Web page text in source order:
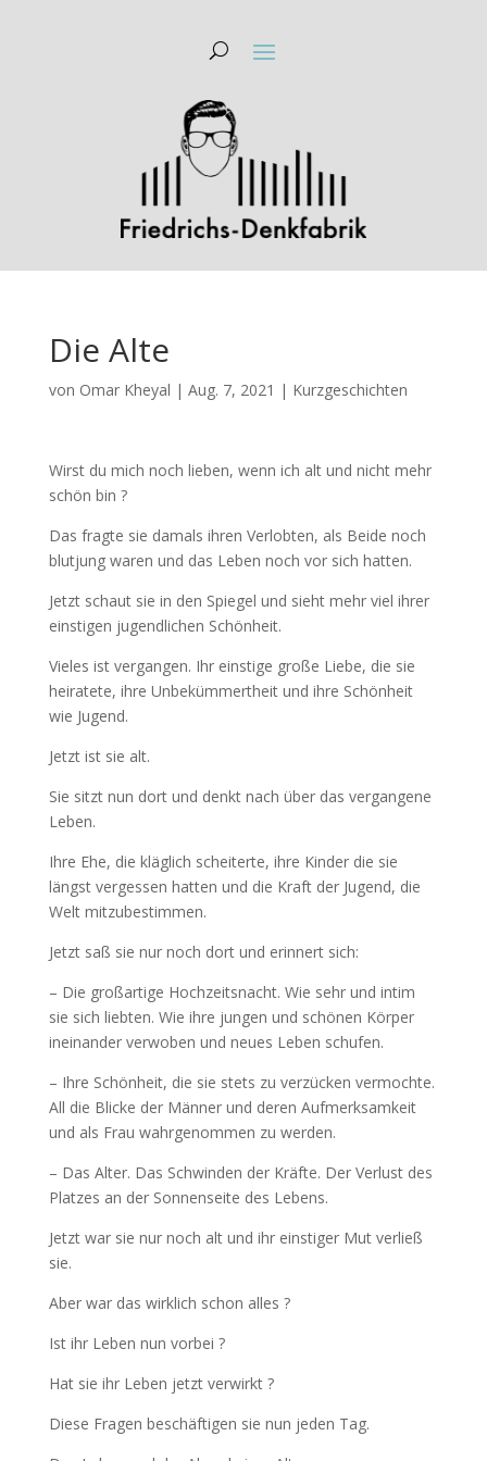
Die Alte
von Omar Kheyal | Aug. 7, 2021 | Kurzgeschichten
Wirst du mich noch lieben, wenn ich alt und nicht mehr
schön bin ?
Das fragte sie damals ihren Verlobten, als Beide noch
blutjung waren und das Leben noch vor sich hatten.
Jetzt schaut sie in den Spiegel und sieht mehr viel ihrer
einstigen jugendlichen Schönheit.
Vieles ist vergangen. Ihr einstige große Liebe, die sie
heiratete, ihre Unbekümmertheit und ihre Schönheit
wie Jugend.
Jetzt ist sie alt.
Sie sitzt nun dort und denkt nach über das vergangene
Leben.
Ihre Ehe, die kläglich scheiterte, ihre Kinder die sie
längst vergessen hatten und die Kraft der Jugend, die
Welt mitzubestimmen.
Jetzt saß sie nur noch dort und erinnert sich:
– Die großartige Hochzeitsnacht. Wie sehr und intim
sie sich liebten. Wie ihre jungen und schönen Körper
ineinander verwoben und neues Leben schufen.
– Ihre Schönheit, die sie stets zu verzücken vermochte.
All die Blicke der Männer und deren Aufmerksamkeit
und als Frau wahrgenommen zu werden.
– Das Alter. Das Schwinden der Kräfte. Der Verlust des
Platzes an der Sonnenseite des Lebens.
Jetzt war sie nur noch alt und ihr einstiger Mut verließ
sie.
Aber war das wirklich schon alles ?
Ist ihr Leben nun vorbei ?
Hat sie ihr Leben jetzt verwirkt ?
Diese Fragen beschäftigen sie nun jeden Tag.